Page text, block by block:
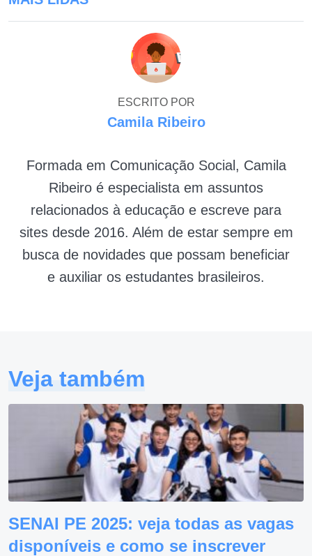
ESCRITO POR
Camila Ribeiro
Formada em Comunicação Social, Camila
Ribeiro é especialista em assuntos
relacionados à educação e escreve para
sites desde 2016. Além de estar sempre em
busca de novidades que possam beneficiar
e auxiliar os estudantes brasileiros.
Veja também
SENAI PE 2025: veja todas as vagas
disponíveis e como se inscrever